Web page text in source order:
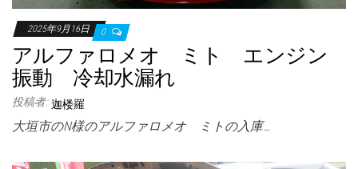
2025年9月16日 0
アルファロメオ ミト エンジン
振動 冷却水漏れ
投稿者: 迦楼羅
大垣市のN様のアルファロメオ ミトの入庫…